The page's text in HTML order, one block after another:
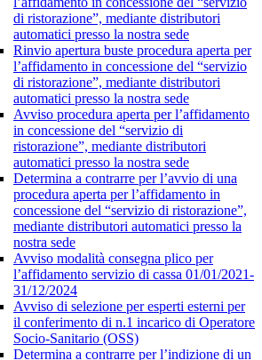
di ristorazione”, mediante distributori
automatici presso la nostra sede
Rinvio apertura buste procedura aperta per
l’affidamento in concessione del “servizio
di ristorazione”, mediante distributori
automatici presso la nostra sede
Avviso procedura aperta per l’affidamento
in concessione del “servizio di
ristorazione”, mediante distributori
automatici presso la nostra sede
Determina a contrarre per l’avvio di una
procedura aperta per l’affidamento in
concessione del “servizio di ristorazione”,
mediante distributori automatici presso la
nostra sede
Avviso modalità consegna plico per
l’affidamento servizio di cassa 01/01/2021-
31/12/2024
Avviso di selezione per esperti esterni per
il conferimento di n.1 incarico di Operatore
Socio-Sanitario (OSS)
Determina a contrarre per l’indizione di un